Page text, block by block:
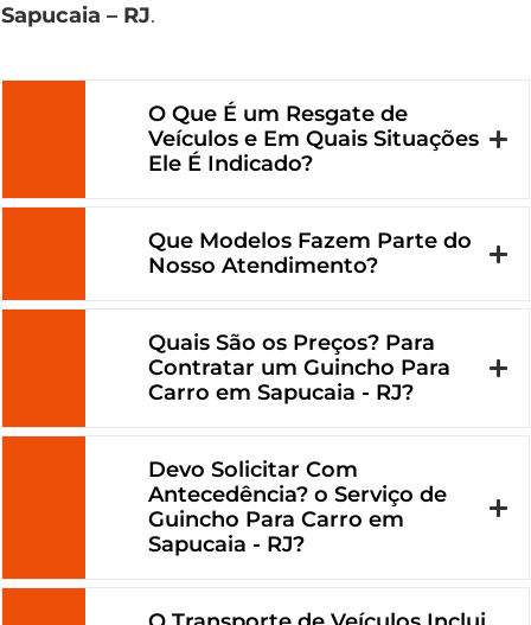
Sapucaia – RJ.
O Que É um Resgate de
Veículos e Em Quais Situações
Ele É Indicado?
Que Modelos Fazem Parte do
Nosso Atendimento?
Quais São os Preços? Para
Contratar um Guincho Para
Carro em Sapucaia - RJ?
Devo Solicitar Com
Antecedência? o Serviço de
Guincho Para Carro em
Sapucaia - RJ?